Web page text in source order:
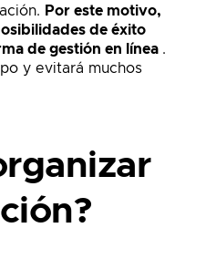
Por este motivo,
de éxito
de gestión en línea .
y evitará muchos